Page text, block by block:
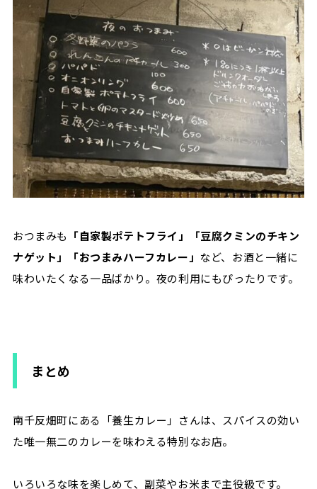
おつまみも 「自家製ポテトフライ」「豆腐クミンのチキン
ナゲット」「おつまみハーフカレー」 など、お酒と一緒に
味わいたくなる一品ばかり。夜の利用にもぴったりです。
まとめ
南千反畑町にある「養生カレー」さんは、スパイスの効い
た唯一無二のカレーを味わえる特別なお店。
いろいろな味を楽しめて、副菜やお米まで主役級です。